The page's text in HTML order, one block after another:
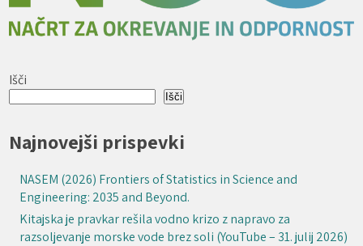
Išči
Išči
Najnovejši prispevki
NASEM (2026) Frontiers of Statistics in Science and
Engineering: 2035 and Beyond.
Kitajska je pravkar rešila vodno krizo z napravo za
razsoljevanje morske vode brez soli (YouTube – 31. julij 2026)